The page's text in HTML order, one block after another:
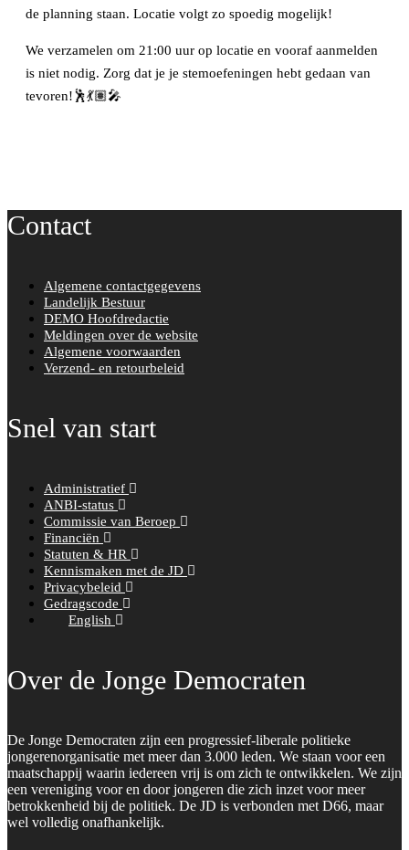
de planning staan. Locatie volgt zo spoedig mogelijk!
We verzamelen om 21:00 uur op locatie en vooraf aanmelden
is niet nodig. Zorg dat je je stemoefeningen hebt gedaan van
tevoren!🕺💃🏽🎤
Contact
Algemene contactgegevens
Landelijk Bestuur
DEMO Hoofdredactie
Meldingen over de website
Algemene voorwaarden
Verzend- en retourbeleid
Snel van start
Administratief
ANBI-status
Commissie van Beroep
Financiën
Statuten & HR
Kennismaken met de JD
Privacybeleid
Gedragscode
English
Over de Jonge Democraten
De Jonge Democraten zijn een progressief-liberale politieke
jongerenorganisatie met meer dan 3.000 leden. We staan voor een
maatschappij waarin iedereen vrij is om zich te ontwikkelen. We zijn
een vereniging voor en door jongeren die zich inzet voor meer
betrokkenheid bij de politiek. De JD is verbonden met D66, maar
wel volledig onafhankelijk.